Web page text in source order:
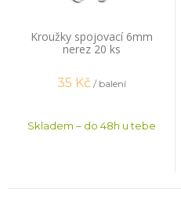
Kroužky spojovací 6mm
nerez 20 ks
35 Kč / balení
Skladem – do 48h u tebe